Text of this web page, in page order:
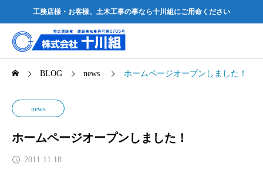
工務店様・お客様、土木工事の事なら十川組にご用命ください
BLOG news ホームページオープンしました！
news
ホームページオープンしました！
2011.11.18